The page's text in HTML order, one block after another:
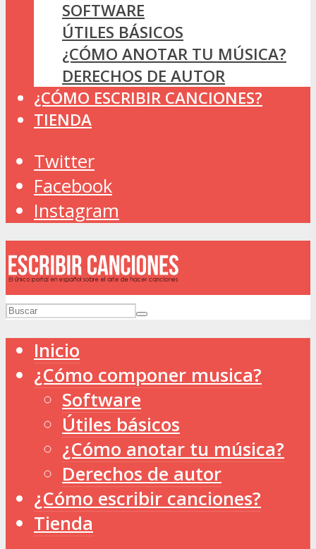
SOFTWARE
ÚTILES BÁSICOS
¿CÓMO ANOTAR TU MÚSICA?
DERECHOS DE AUTOR
¿CÓMO ESCRIBIR CANCIONES?
TIENDA
Twitter
Facebook
Instagram
Inicio
¿Cómo componer musica?
Software
Útiles básicos
¿Cómo anotar tu música?
Derechos de autor
¿Cómo escribir canciones?
Tienda